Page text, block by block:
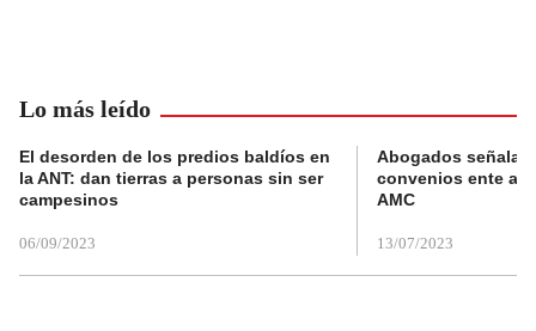
Lo más leído
El desorden de los predios baldíos en
la ANT: dan tierras a personas sin ser
campesinos
06/09/2023
Abogados
convenios ente
AMC
13/07/2023